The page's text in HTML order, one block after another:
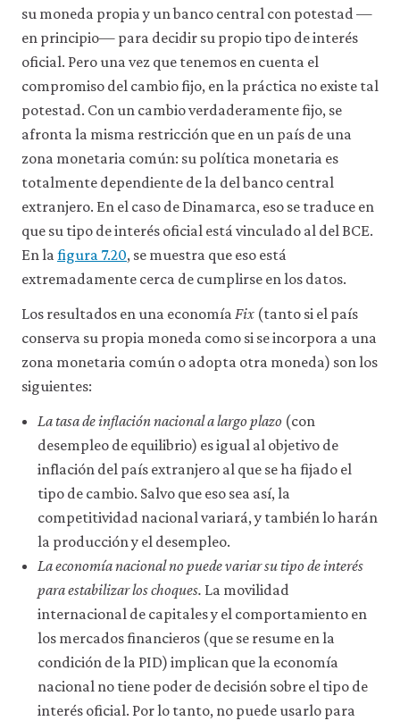
su moneda propia y un banco central con potestad —
en principio— para decidir su propio tipo de interés
oficial. Pero una vez que tenemos en cuenta el
compromiso del cambio fijo, en la práctica no existe tal
potestad. Con un cambio verdaderamente fijo, se
afronta la misma restricción que en un país de una
zona monetaria común: su política monetaria es
totalmente dependiente de la del banco central
extranjero. En el caso de Dinamarca, eso se traduce en
que su tipo de interés oficial está vinculado al del BCE.
En la figura 7.20, se muestra que eso está
extremadamente cerca de cumplirse en los datos.
Los resultados en una economía Fix (tanto si el país
conserva su propia moneda como si se incorpora a una
zona monetaria común o adopta otra moneda) son los
siguientes:
La tasa de inflación nacional a largo plazo (con
desempleo de equilibrio) es igual al objetivo de
inflación del país extranjero al que se ha fijado el
tipo de cambio. Salvo que eso sea así, la
competitividad nacional variará, y también lo harán
la producción y el desempleo.
La economía nacional no puede variar su tipo de interés
para estabilizar los choques. La movilidad
internacional de capitales y el comportamiento en
los mercados financieros (que se resume en la
condición de la PID) implican que la economía
nacional no tiene poder de decisión sobre el tipo de
interés oficial. Por lo tanto, no puede usarlo para